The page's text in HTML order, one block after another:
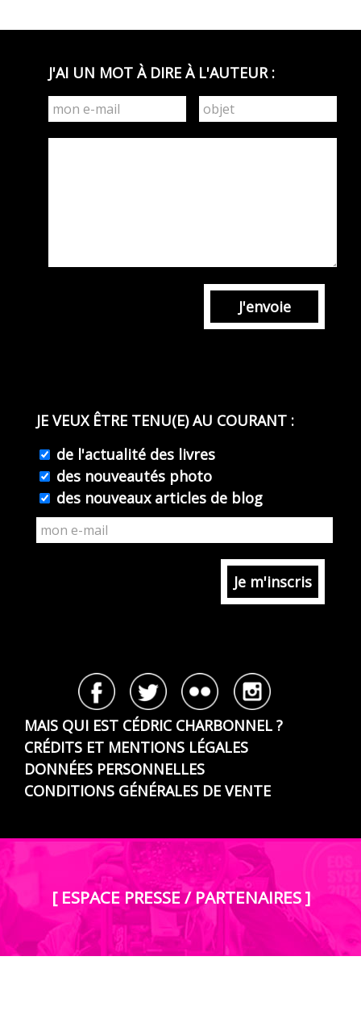
J'AI UN MOT À DIRE À L'AUTEUR :
J'envoie
JE VEUX ÊTRE TENU(E) AU COURANT :
de l'actualité des livres
des nouveautés photo
des nouveaux articles de blog
MAIS QUI EST CÉDRIC CHARBONNEL ?
CRÉDITS ET MENTIONS LÉGALES
DONNÉES PERSONNELLES
CONDITIONS GÉNÉRALES DE VENTE
[ ESPACE PRESSE / PARTENAIRES ]